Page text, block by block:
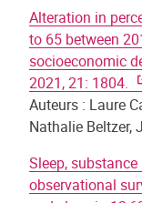
Alteration in
to 65 between
socioeconomic
2021, 21: 1804.
Auteurs : Laure
Nathalie Beltzer,
Sleep,
observational